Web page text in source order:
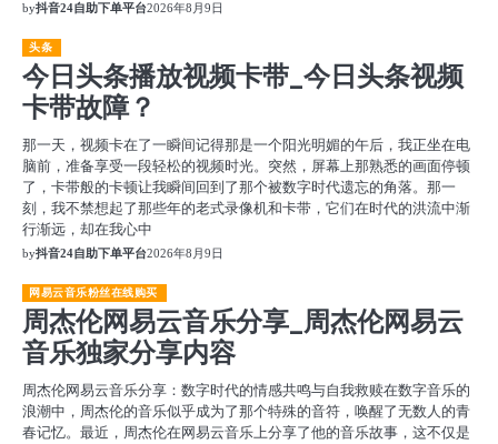
by抖音24自助下单平台2026年8月9日
头条
今日头条播放视频卡带_今日头条视频
卡带故障？
那一天，视频卡在了一瞬间记得那是一个阳光明媚的午后，我正坐在电
脑前，准备享受一段轻松的视频时光。突然，屏幕上那熟悉的画面停顿
了，卡带般的卡顿让我瞬间回到了那个被数字时代遗忘的角落。那一
刻，我不禁想起了那些年的老式录像机和卡带，它们在时代的洪流中渐
行渐远，却在我心中
by抖音24自助下单平台2026年8月9日
网易云音乐粉丝在线购买
周杰伦网易云音乐分享_周杰伦网易云
音乐独家分享内容
周杰伦网易云音乐分享：数字时代的情感共鸣与自我救赎在数字音乐的
浪潮中，周杰伦的音乐似乎成为了那个特殊的音符，唤醒了无数人的青
春记忆。最近，周杰伦在网易云音乐上分享了他的音乐故事，这不仅是